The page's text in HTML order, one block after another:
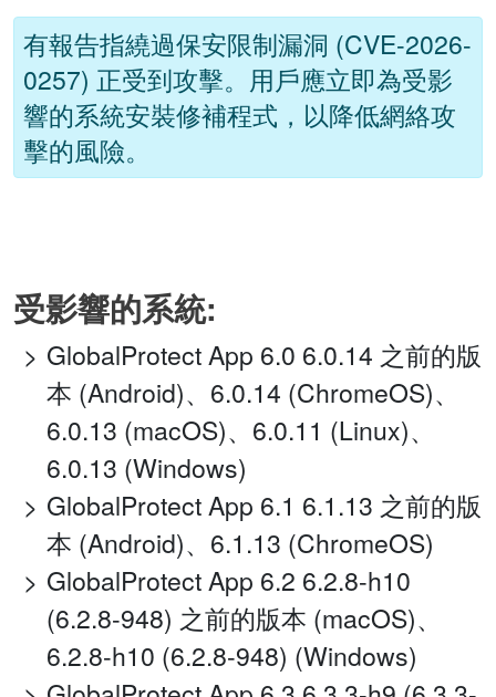
有報告指繞過保安限制漏洞 (CVE-2026-
0257) 正受到攻擊。用戶應立即為受影
響的系統安裝修補程式，以降低網絡攻
擊的風險。
受影響的系統:
GlobalProtect App 6.0 6.0.14 之前的版
本 (Android)、6.0.14 (ChromeOS)、
6.0.13 (macOS)、6.0.11 (Linux)、
6.0.13 (Windows)
GlobalProtect App 6.1 6.1.13 之前的版
本 (Android)、6.1.13 (ChromeOS)
GlobalProtect App 6.2 6.2.8-h10
(6.2.8-948) 之前的版本 (macOS)、
6.2.8-h10 (6.2.8-948) (Windows)